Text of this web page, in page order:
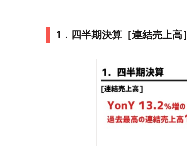
1．四半期決算［連結売上高］